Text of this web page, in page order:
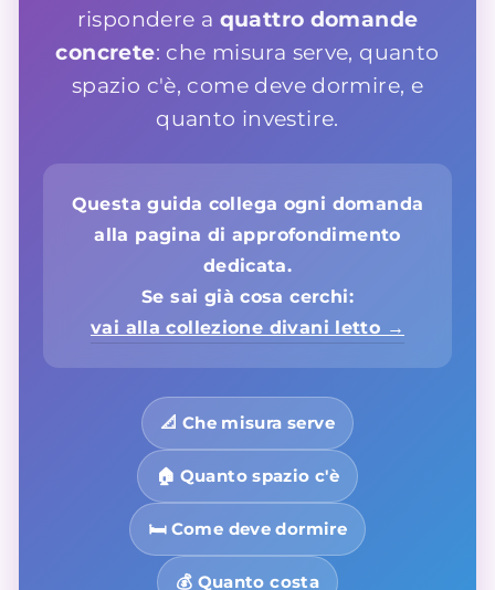
rispondere a quattro domande
concrete: che misura serve, quanto
spazio c'è, come deve dormire, e
quanto investire.
Questa guida collega ogni domanda
alla pagina di approfondimento
dedicata.
Se sai già cosa cerchi:
vai alla collezione divani letto →
📐 Che misura serve
🏠 Quanto spazio c'è
🛏️ Come deve dormire
💰 Quanto costa